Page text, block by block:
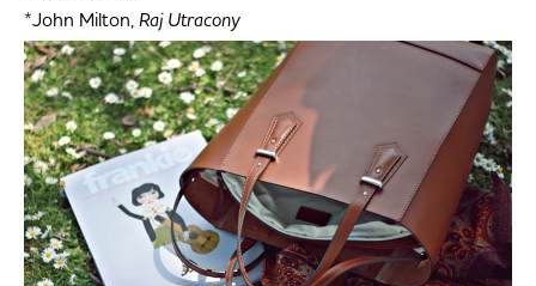
*John Milton, Raj Utracony